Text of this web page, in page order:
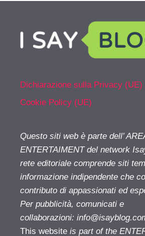
Dichiarazione sulla Privacy (UE)
Cookie Policy (UE)
Questo siti web è parte dell’
ENTERTAIMENT del network
rete editoriale comprende siti
informazione indipendente che
contributo di appassionati ed
Per pubblicità, comunicati e
collaborazioni:
This website is part of the